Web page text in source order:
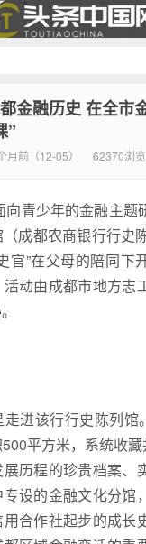
金融历史 在全市
”
月前（12-05） 62370浏览
向青少年的金融主题
成都农商银行行史
官”在父母的陪同下
动由成都市地方志
进该行行史陈列馆
平方米，系统收
历程的珍贵档案、
设的金融文化分馆
合作社起步的成长